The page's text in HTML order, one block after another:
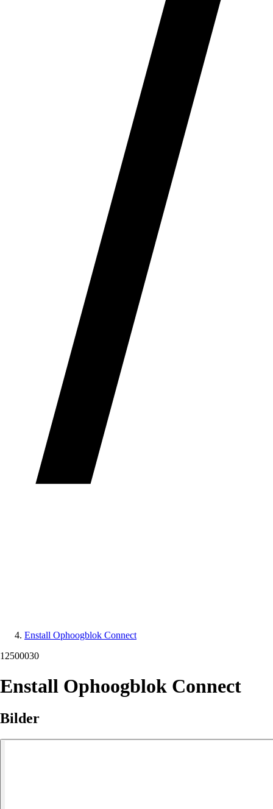
Enstall Ophoogblok Connect
12500030
Enstall Ophoogblok Connect
Bilder